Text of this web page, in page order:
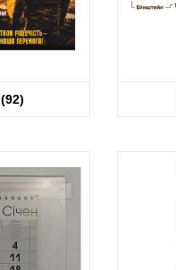
(92)